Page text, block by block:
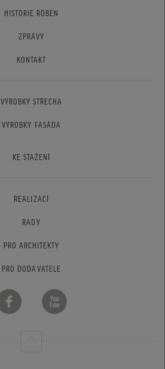
HISTORIE RÖBEN
ZPRÁVY
KONTAKT
VÝROBKY STŘECHA
VÝROBKY FASÁDA
KE STAŽENÍ
REALIZACÍ
RADY
PRO ARCHITEKTY
PRO DODAVATELE